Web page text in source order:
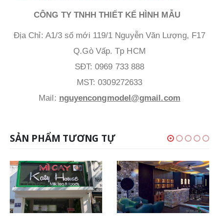
CÔNG TY TNHH THIẾT KẾ HÌNH MẪU
Địa Chỉ: A1/3 số mới 119/1 Nguyễn Văn Lượng, F17
Q.Gò Vấp. Tp HCM
SĐT: 0969 733 888
MST: 0309272633
Mail: nguyencongmodel@gmail.com
SẢN PHẨM TƯƠNG TỰ